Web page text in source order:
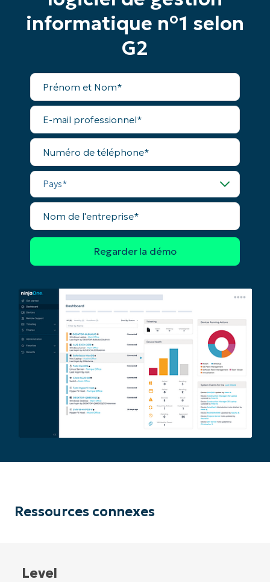
informatique n°1 selon
G2
Prénom
Nom*
E-
mail
professionnel*
Numéro
téléphone*
Pays*
Nom
l'entreprise*
Ressources connexes
Level
Commencez votre essai de 14 jours
Pas de carte de crédit requise, accès complet à
toutes les fonctionnalités.
Nom*
Business
email*
Phone
number*
Pays
Company
name*